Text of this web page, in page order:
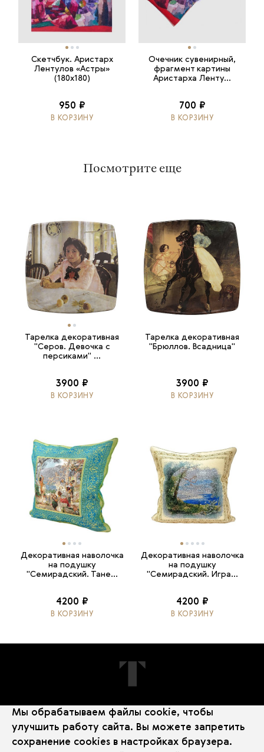
Скетчбук. Аристарх
Лентулов «Астры»
(180х180)
950 ₽
В КОРЗИНУ
Очечник сувенирный,
фрагмент картины
Аристарха Ленту...
700 ₽
В КОРЗИНУ
Посмотрите еще
Тарелка декоративная
"Серов. Девочка с
персиками" ...
3900 ₽
В КОРЗИНУ
Тарелка декоративная
"Брюллов. Всадница"
3900 ₽
В КОРЗИНУ
Декоративная наволочка
на подушку
"Семирадский. Тане...
4200 ₽
В КОРЗИНУ
Декоративная наволочка
на подушку
"Семирадский. Игра...
4200 ₽
В КОРЗИНУ
ПОДПИШИТЕСЬ НА НОВОСТИ
Мы обрабатываем файлы cookie, чтобы
улучшить работу сайта. Вы можете запретить
сохранение cookies в настройках браузера.